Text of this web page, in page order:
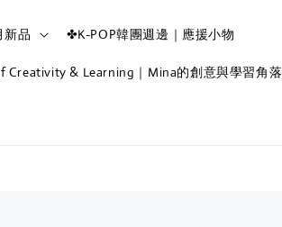
品 ✤K-POP韓團週邊｜應援小物
Creativity & Learning｜Mina的創意與學習角落